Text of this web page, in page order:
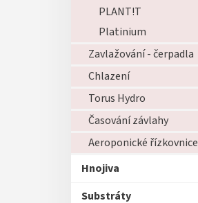
PLANT!T
Platinium
Zavlažování - čerpadla
Chlazení
Torus Hydro
Časování závlahy
Aeroponické řízkovnice
Hnojiva
Substráty